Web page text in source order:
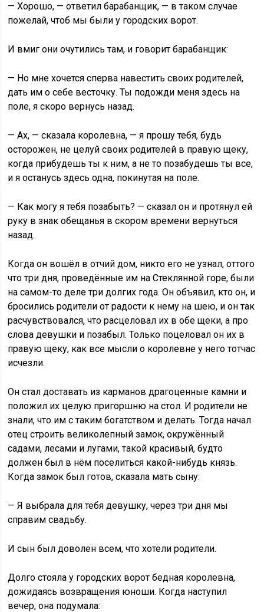
— Хорошо, — ответил барабанщик, — в таком случае
пожелай, чтоб мы были у городских ворот.
И вмиг они очутились там, и говорит барабанщик:
— Но мне хочется сперва навестить своих родителей,
дать им о себе весточку. Ты подожди меня здесь на
поле, я скоро вернусь назад.
— Ах, — сказала королевна, — я прошу тебя, будь
осторожен, не целуй своих родителей в правую щеку,
когда прибудешь ты к ним, а не то позабудешь ты все,
и я останусь здесь одна, покинутая на поле.
— Как могу я тебя позабыть? — сказал он и протянул ей
руку в знак обещанья в скором времени вернуться
назад.
Когда он вошёл в отчий дом, никто его не узнал, оттого
что три дня, проведённые им на Стеклянной горе, были
на самом-то деле три долгих года. Он объявил, кто он, и
бросились родители от радости к нему на шею, и он так
расчувствовался, что расцеловал их в обе щеки, а про
слова девушки и позабыл. Только поцеловал он их в
правую щеку, как все мысли о королевне у него тотчас
исчезли.
Он стал доставать из карманов драгоценные камни и
положил их целую пригоршню на стол. И родители не
знали, что им с таким богатством и делать. Тогда начал
отец строить великолепный замок, окружённый
садами, лесами и лугами, такой красивый, будто
должен был в нём поселиться какой-нибудь князь.
Когда замок был готов, сказала мать сыну:
— Я выбрала для тебя девушку, через три дня мы
справим свадьбу.
И сын был доволен всем, что хотели родители.
Долго стояла у городских ворот бедная королевна,
дожидаясь возвращения юноши. Когда наступил
вечер, она подумала: